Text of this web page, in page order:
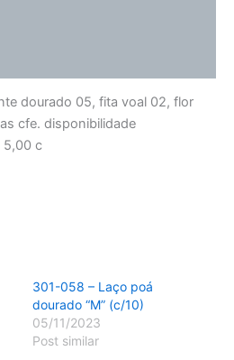
dourado 05, fita voal 02, flor
cfe. disponibilidade
5,00 c
301-058 – Laço poá
dourado “M” (c/10)
05/11/2023
Post similar